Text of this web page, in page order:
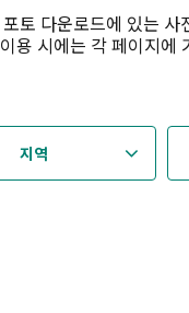
포토 다운로드에 있는
이용 시에는 각 페이지에
지역